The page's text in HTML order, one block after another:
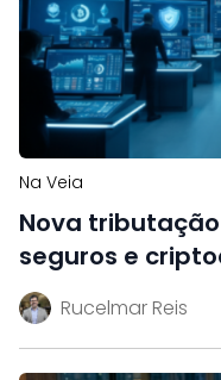
Na Veia
Nova
seguros e
Rucelmar Reis